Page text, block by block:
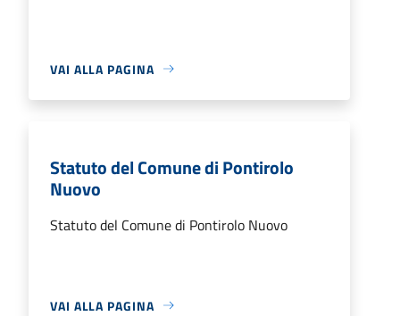
VAI ALLA PAGINA
Statuto del Comune di Pontirolo
Nuovo
Statuto del Comune di Pontirolo Nuovo
VAI ALLA PAGINA